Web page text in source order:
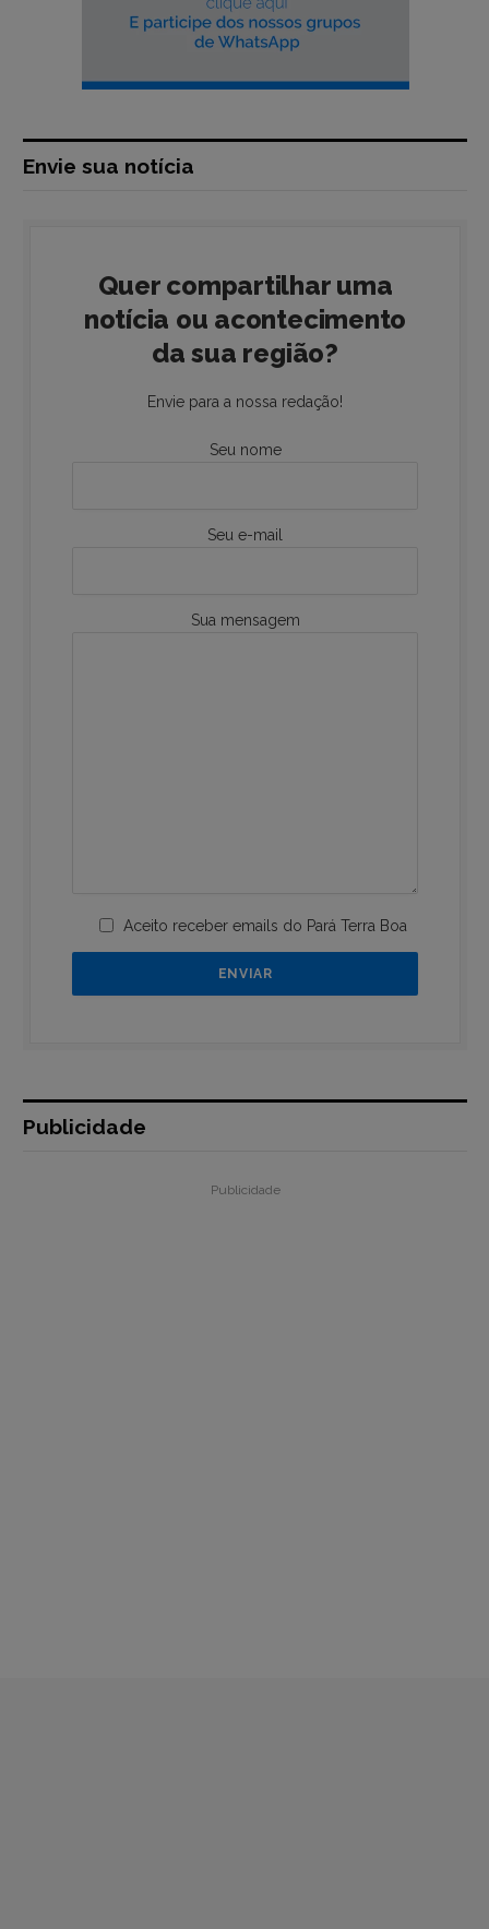
Envie sua notícia
Quer compartilhar uma
notícia ou acontecimento
da sua região?
Envie para a nossa redação!
Seu nome
Seu e-mail
Sua mensagem
Aceito receber emails do Pará Terra Boa
Publicidade
Publicidade